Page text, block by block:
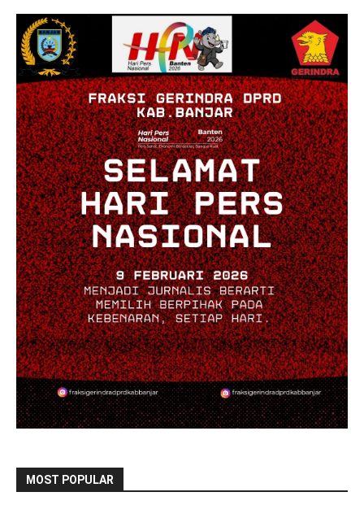
MOST POPULAR